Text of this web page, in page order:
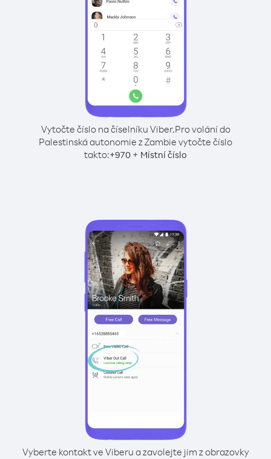
Vytočte číslo na číselníku Viber.Pro volání do
Palestinská autonomie z Zambie vytočte číslo
takto:+970 + Místní číslo
Vyberte kontakt ve Viberu a zavolejte jim z obrazovky